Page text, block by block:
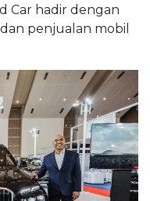
Car hadir dengan
penjualan mobil